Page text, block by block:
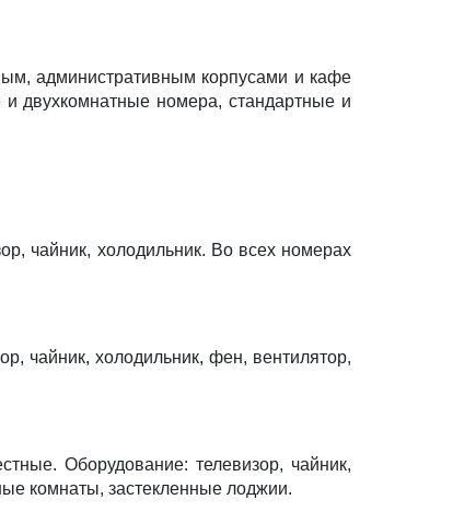
административным корпусами и кафе
двухкомнатные номера, стандартные и
чайник, холодильник. Во всех номерах
чайник, холодильник, фен, вентилятор,
Оборудование: телевизор, чайник,
комнаты, застекленные лоджии.